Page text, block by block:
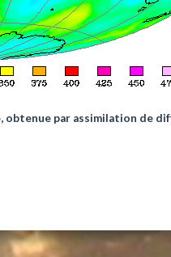
obtenue par assimilation de